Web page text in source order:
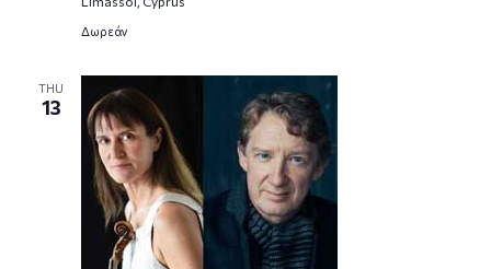
Δωρεάν
THU
13